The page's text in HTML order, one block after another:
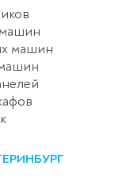
машин